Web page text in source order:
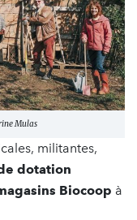
Mulas
militantes,
dotation
Biocoop à